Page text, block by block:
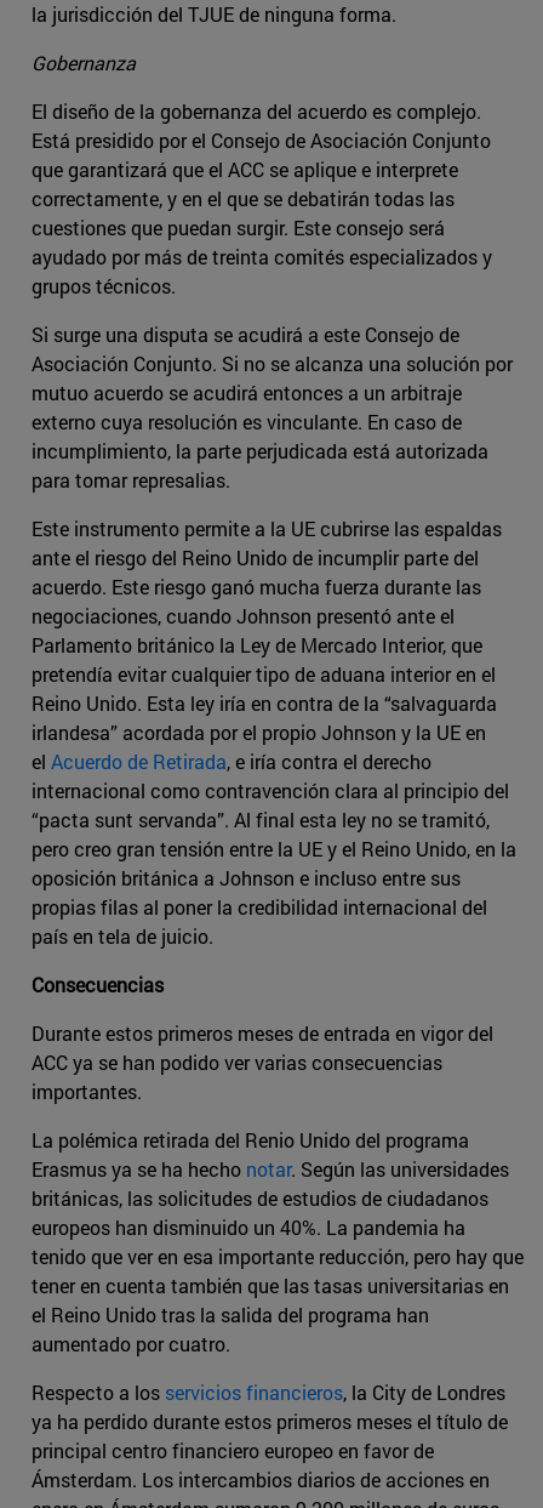
la jurisdicción del TJUE de ninguna forma.
Gobernanza
El diseño de la gobernanza del acuerdo es complejo.
Está presidido por el Consejo de Asociación Conjunto
que garantizará que el ACC se aplique e interprete
correctamente, y en el que se debatirán todas las
cuestiones que puedan surgir. Este consejo será
ayudado por más de treinta comités especializados y
grupos técnicos.
Si surge una disputa se acudirá a este Consejo de
Asociación Conjunto. Si no se alcanza una solución por
mutuo acuerdo se acudirá entonces a un arbitraje
externo cuya resolución es vinculante. En caso de
incumplimiento, la parte perjudicada está autorizada
para tomar represalias.
Este instrumento permite a la UE cubrirse las espaldas
ante el riesgo del Reino Unido de incumplir parte del
acuerdo. Este riesgo ganó mucha fuerza durante las
negociaciones, cuando Johnson presentó ante el
Parlamento británico la Ley de Mercado Interior, que
pretendía evitar cualquier tipo de aduana interior en el
Reino Unido. Esta ley iría en contra de la “salvaguarda
irlandesa” acordada por el propio Johnson y la UE en
el Acuerdo de Retirada, e iría contra el derecho
internacional como contravención clara al principio del
“pacta sunt servanda”. Al final esta ley no se tramitó,
pero creo gran tensión entre la UE y el Reino Unido, en la
oposición británica a Johnson e incluso entre sus
propias filas al poner la credibilidad internacional del
país en tela de juicio.
Consecuencias
Durante estos primeros meses de entrada en vigor del
ACC ya se han podido ver varias consecuencias
importantes.
La polémica retirada del Renio Unido del programa
Erasmus ya se ha hecho notar. Según las universidades
británicas, las solicitudes de estudios de ciudadanos
europeos han disminuido un 40%. La pandemia ha
tenido que ver en esa importante reducción, pero hay que
tener en cuenta también que las tasas universitarias en
el Reino Unido tras la salida del programa han
aumentado por cuatro.
Respecto a los servicios financieros, la City de Londres
ya ha perdido durante estos primeros meses el título de
principal centro financiero europeo en favor de
Ámsterdam. Los intercambios diarios de acciones en